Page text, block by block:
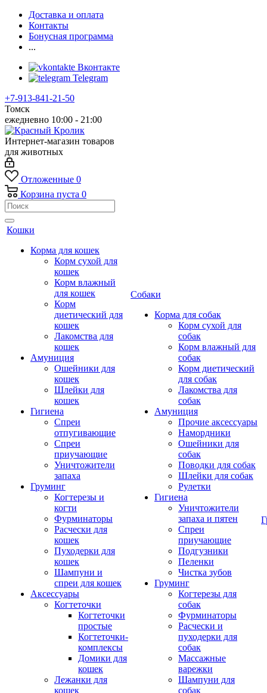
Доставка и оплата
Контакты
Бонусная программа
...
Вконтакте
Telegram
+7-913-841-21-50
Томск
ежедневно 10:00 - 21:00
Интернет-магазин товаров
для животных
Отложенные 0
Корзина пуста 0
Кошки
Корма для кошек
Корм сухой для
кошек
Корм влажный
для кошек
Корм
диетический для
кошек
Лакомства для
кошек
Амуниция
Ошейники для
кошек
Шлейки для
кошек
Гигиена
Спреи
отпугивающие
Спреи
приучающие
Уничтожители
запаха
Груминг
Когтерезы и
когти
Фурминаторы
Расчески для
кошек
Пуходерки для
кошек
Шампуни и
спреи для кошек
Аксессуары
Когтеточки
Когтеточки
простые
Когтеточки-
комплексы
Домики для
кошек
Лежанки для
кошек
Собаки
Корма для собак
Корм сухой для
собак
Корм влажный для
собак
Корм диетический
для собак
Лакомства для
собак
Амуниция
Прочие аксессуары
Намордники
Ошейники для
собак
Поводки для собак
Шлейки для собак
Рулетки
Гигиена
Уничтожители
запаха и пятен
Спреи
приучающие
Подгузники
Пеленки
Чистка зубов
Груминг
Когтерезы для
собак
Фурминаторы
Расчески и
пуходерки для
собак
Массажные
варежки
Шампуни для
собак